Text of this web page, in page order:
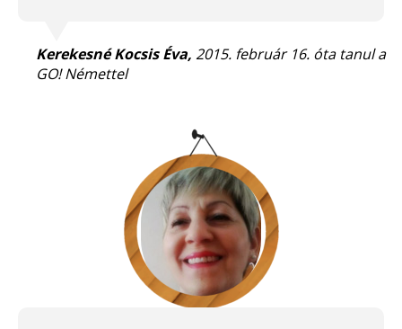
Kerekesné Kocsis Éva, 2015. február 16. óta tanul a
GO! Némettel